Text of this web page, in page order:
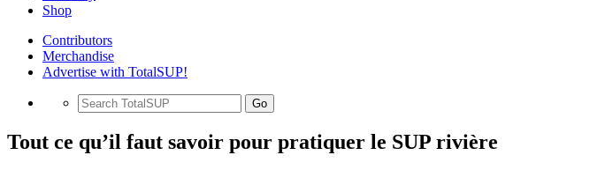
Shop
Contributors
Merchandise
Advertise with TotalSUP!
Go
Tout ce qu’il faut savoir pour pratiquer le SUP rivière